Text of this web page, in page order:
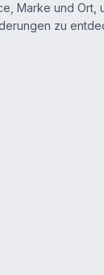
Marke und Ort,
zu